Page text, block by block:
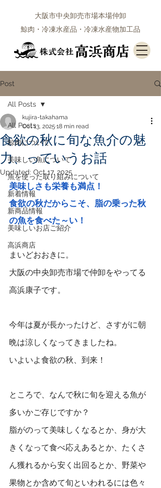
大阪市中央卸売市場本場仲卸
鯨肉・冷凍水産品・冷凍水産物加工品
Post
All Posts
鯨肉について
美味しい魚について
魚を使った取り組みについて
新着情報
新商品情報
美味しいお店ご紹介
高浜商店
All Posts
食欲の秋に旬な魚介の魅
力、っていうお話
kujira-takahama
Oct 13, 2025 18 min read
Updated: Oct 17, 2025
美味しさも栄養も満点！
食欲の秋だからこそ、脂の乗った秋
の魚を食べた～い！
まいどおおきに。
大阪の中央卸売市場で仲卸をやってる
高浜康子です。
今年は夏が長かったけど、さすがに朝
晩は涼しくなってきましたね。
いよいよ食欲の秋、到来！
ところで、なんで秋に旬を迎える魚が
多いかご存じですか？
脂がのって美味しくなるとか、身が大
きくなって食べ応えあるとか、たくさ
ん獲れるから安く出回るとか、野菜や
果物とか含めて旬といわれるには色々